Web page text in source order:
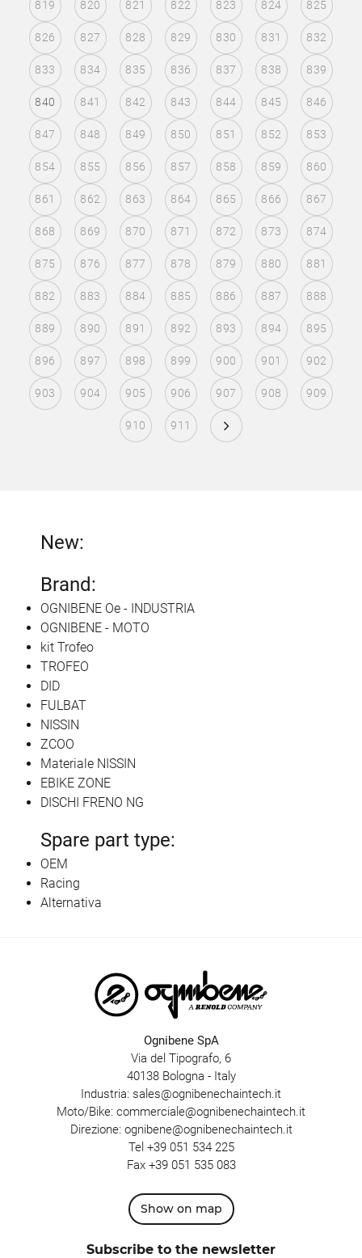
819 820 821 822 823 824 825
826 827 828 829 830 831 832
833 834 835 836 837 838 839
840 841 842 843 844 845 846
847 848 849 850 851 852 853
854 855 856 857 858 859 860
861 862 863 864 865 866 867
868 869 870 871 872 873 874
875 876 877 878 879 880 881
882 883 884 885 886 887 888
889 890 891 892 893 894 895
896 897 898 899 900 901 902
903 904 905 906 907 908 909
910 911
New:
Brand:
OGNIBENE Oe - INDUSTRIA
OGNIBENE - MOTO
kit Trofeo
TROFEO
DID
FULBAT
NISSIN
ZCOO
Materiale NISSIN
EBIKE ZONE
DISCHI FRENO NG
Spare part type:
OEM
Racing
Alternativa
Ognibene SpA
Via del Tipografo, 6
40138 Bologna - Italy
Industria: sales@ognibenechaintech.it
Moto/Bike: commerciale@ognibenechaintech.it
Direzione: ognibene@ognibenechaintech.it
Tel +39 051 534 225
Fax +39 051 535 083
Show on map
Subscribe to the newsletter